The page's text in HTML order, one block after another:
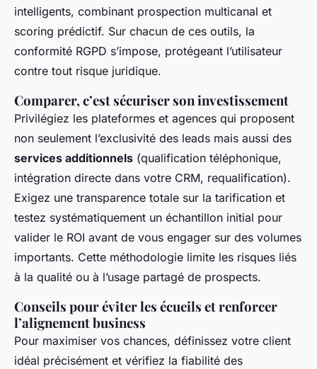
intelligents, combinant prospection multicanal et
scoring prédictif. Sur chacun de ces outils, la
conformité RGPD s’impose, protégeant l’utilisateur
contre tout risque juridique.
Comparer, c’est sécuriser son investissement
Privilégiez les plateformes et agences qui proposent
non seulement l’exclusivité des leads mais aussi des
services additionnels (qualification téléphonique,
intégration directe dans votre CRM, requalification).
Exigez une transparence totale sur la tarification et
testez systématiquement un échantillon initial pour
valider le ROI avant de vous engager sur des volumes
importants. Cette méthodologie limite les risques liés
à la qualité ou à l’usage partagé de prospects.
Conseils pour éviter les écueils et renforcer
l’alignement business
Pour maximiser vos chances, définissez votre client
idéal précisément et vérifiez la fiabilité des